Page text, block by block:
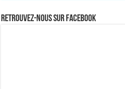
Retrouvez-nous sur Facebook